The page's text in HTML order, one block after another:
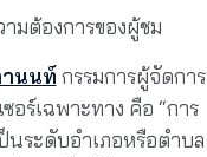
มต้องการของผู้ชม
นนท์กรรมการผู้จัดการ
อร์เฉพาะทาง คือ “การ
ป็นระดับอำเภอหรือตำบล